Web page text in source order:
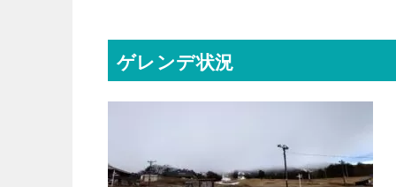
ゲレンデ状況